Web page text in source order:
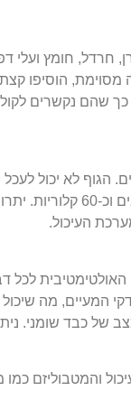
חרדל, חומץ ועלי
מסוימת, הוסיפו
הגוף לא יכול
אחת של פטל יש כ-8
העיכול.
לכל
המעיים, מה שיכול
של כבד שומני.
והמטבוליזם כמו